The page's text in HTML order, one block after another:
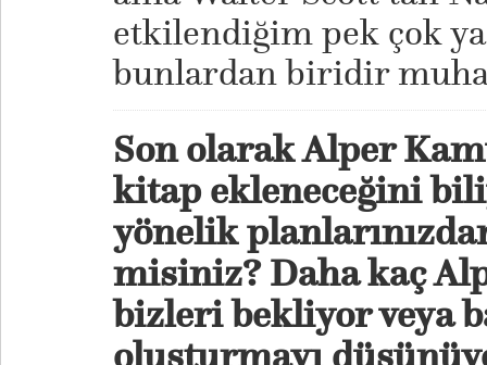
etkilendiğim pek çok
bunlardan biridir
Son olarak Alper
kitap ekleneceğini
yönelik
misiniz? Daha kaç
bizleri bekliyor veya
oluşturmayı